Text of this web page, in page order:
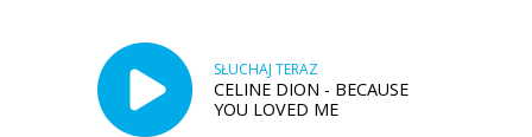
SŁUCHAJ TERAZ
CELINE DION - BECAUSE
YOU LOVED ME